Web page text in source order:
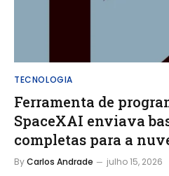
TECNOLOGIA
Ferramenta de
SpaceXAI enviava
completas para a
ByCarlos Andrade julho 15, 2026